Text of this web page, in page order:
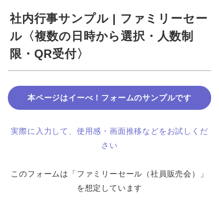
社内行事サンプル | ファミリーセー
ル〈複数の日時から選択・人数制
限・QR受付〉
本ページはイーべ！フォームのサンプルです
実際に入力して、使用感・画面推移などをお試しくだ
さい
このフォームは「ファミリーセール（社員販売会）」
を想定しています